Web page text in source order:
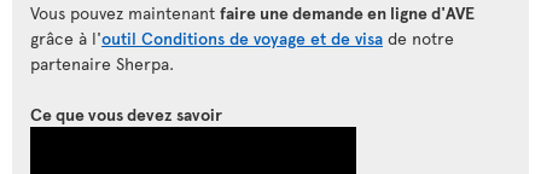
Vous pouvez maintenant faire une demande en ligne d'AVE
grâce à l'outil Conditions de voyage et de visa
partenaire Sherpa.
Ce que vous devez savoir